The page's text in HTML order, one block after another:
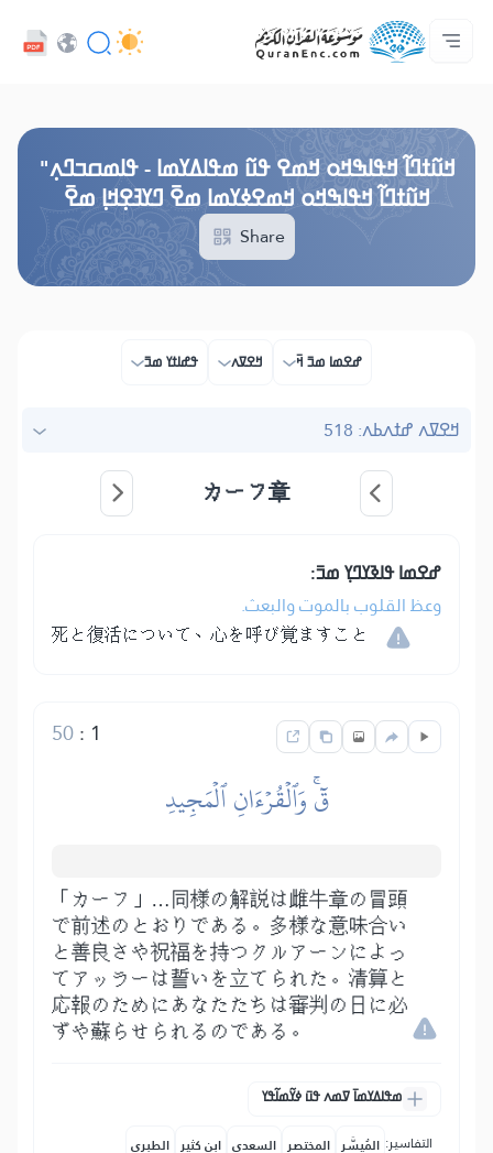
ߓߏ߬ߟߏ߲߬ߘߊ
ߘߟߊߡߌߘߊ ߟߎ߫ ߦߌ߬ߘߊ߬ߥߟߊ
Audio
ߟߊߥߙߎߞߌߓߊ߮ ߟߎ߬ ߗߋߢߊ߬ߟߌ - API
ߖߊ߬ߕߋ߬ߘߐ߬ߛߌ߮ ߞߊ߲߬ߞߎߡߊ
ߊ߲ ߟߊߛߐ߬ߘߐ߲߫ ߦߊ߲߬ ߝߍ߬
ߞߊ߲
ߞߎ߬ߙߣߊ߬ ߞߟߊߒߞߋ ߞߘߐ ߟߎ߬ ߘߟߊߡߌߘߊ - ߟߊߘߛߏߣߍ߲"
ߞߎ߬ߙߣߊ߬ ߞߟߊߒߞߋ ߞߘߐߦߌߘߊ ߘߐ߫ ߣߌߔߐ߲ߞߊ߲ ߘߐ߫
Share
ߝߐߘߊ ߘߏ߫ ߞ߫ ߞߐߜߍ ߟߝߊߙߌ ߘߏ߫
ߞߐߜߍ ߝߙߍߕߍ: 518
カーフ章
ߝߐߘߊ ߟߊߢߌߣߌ߲ ߘߏ߫:
وعظ القلوب بالموت والبعث.
死と復活について、心を呼び覚ますこと
1
:
50
قٓۚ وَٱلۡقُرۡءَانِ ٱلۡمَجِيدِ
「カーフ」…同様の解説は雌牛章の冒頭
で前述のとおりである。多様な意味合い
と善良さや祝福を持つクルアーンによっ
てアッラーは誓いを立てられた。清算と
応報のためにあなたたちは審判の日に必
ずや蘇らせられるのである。
ߘߟߊߡߌߘߊ߫ ߜߘߍ ߟߎ߫ ߦߌ߬ߘߊ߬ߟߌ
التفاسير: المُيسَّر المختصر السعدي ابن كثير الطبري